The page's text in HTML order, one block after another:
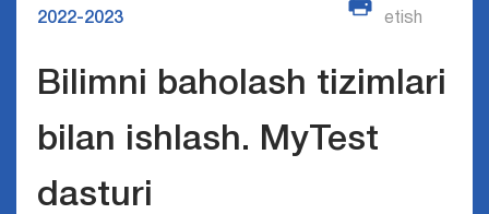
2022-2023
etish
Bilimni baholash tizimlari
bilan ishlash. MyTest
dasturi